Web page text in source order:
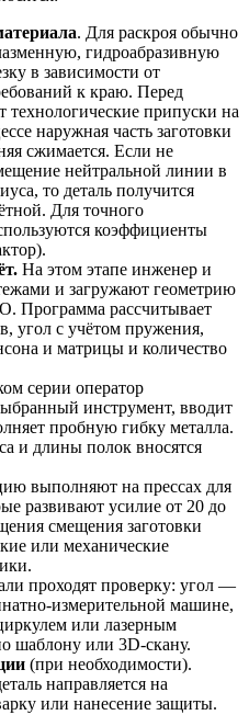
. Для раскроя обычно
гидроабразивную
в зависимости от
к краю. Перед
технологические припуски на
наружная часть заготовки
сжимается. Если не
нейтральной линии в
то деталь получится
Для точного
коэффициенты
На этом этапе инженер и
и загружают геометрию
Программа рассчитывает
угол с учётом пружения,
и матрицы и количество
серии оператор
инструмент, вводит
пробную гибку металла.
и длины полок вносятся
выполняют на прессах для
развивают усилие от 20 до
смещения заготовки
или механические
проходят проверку: угол —
измерительной машине,
или лазерным
шаблону или 3D-скану.
(при необходимости).
направляется на
или нанесение защиты.